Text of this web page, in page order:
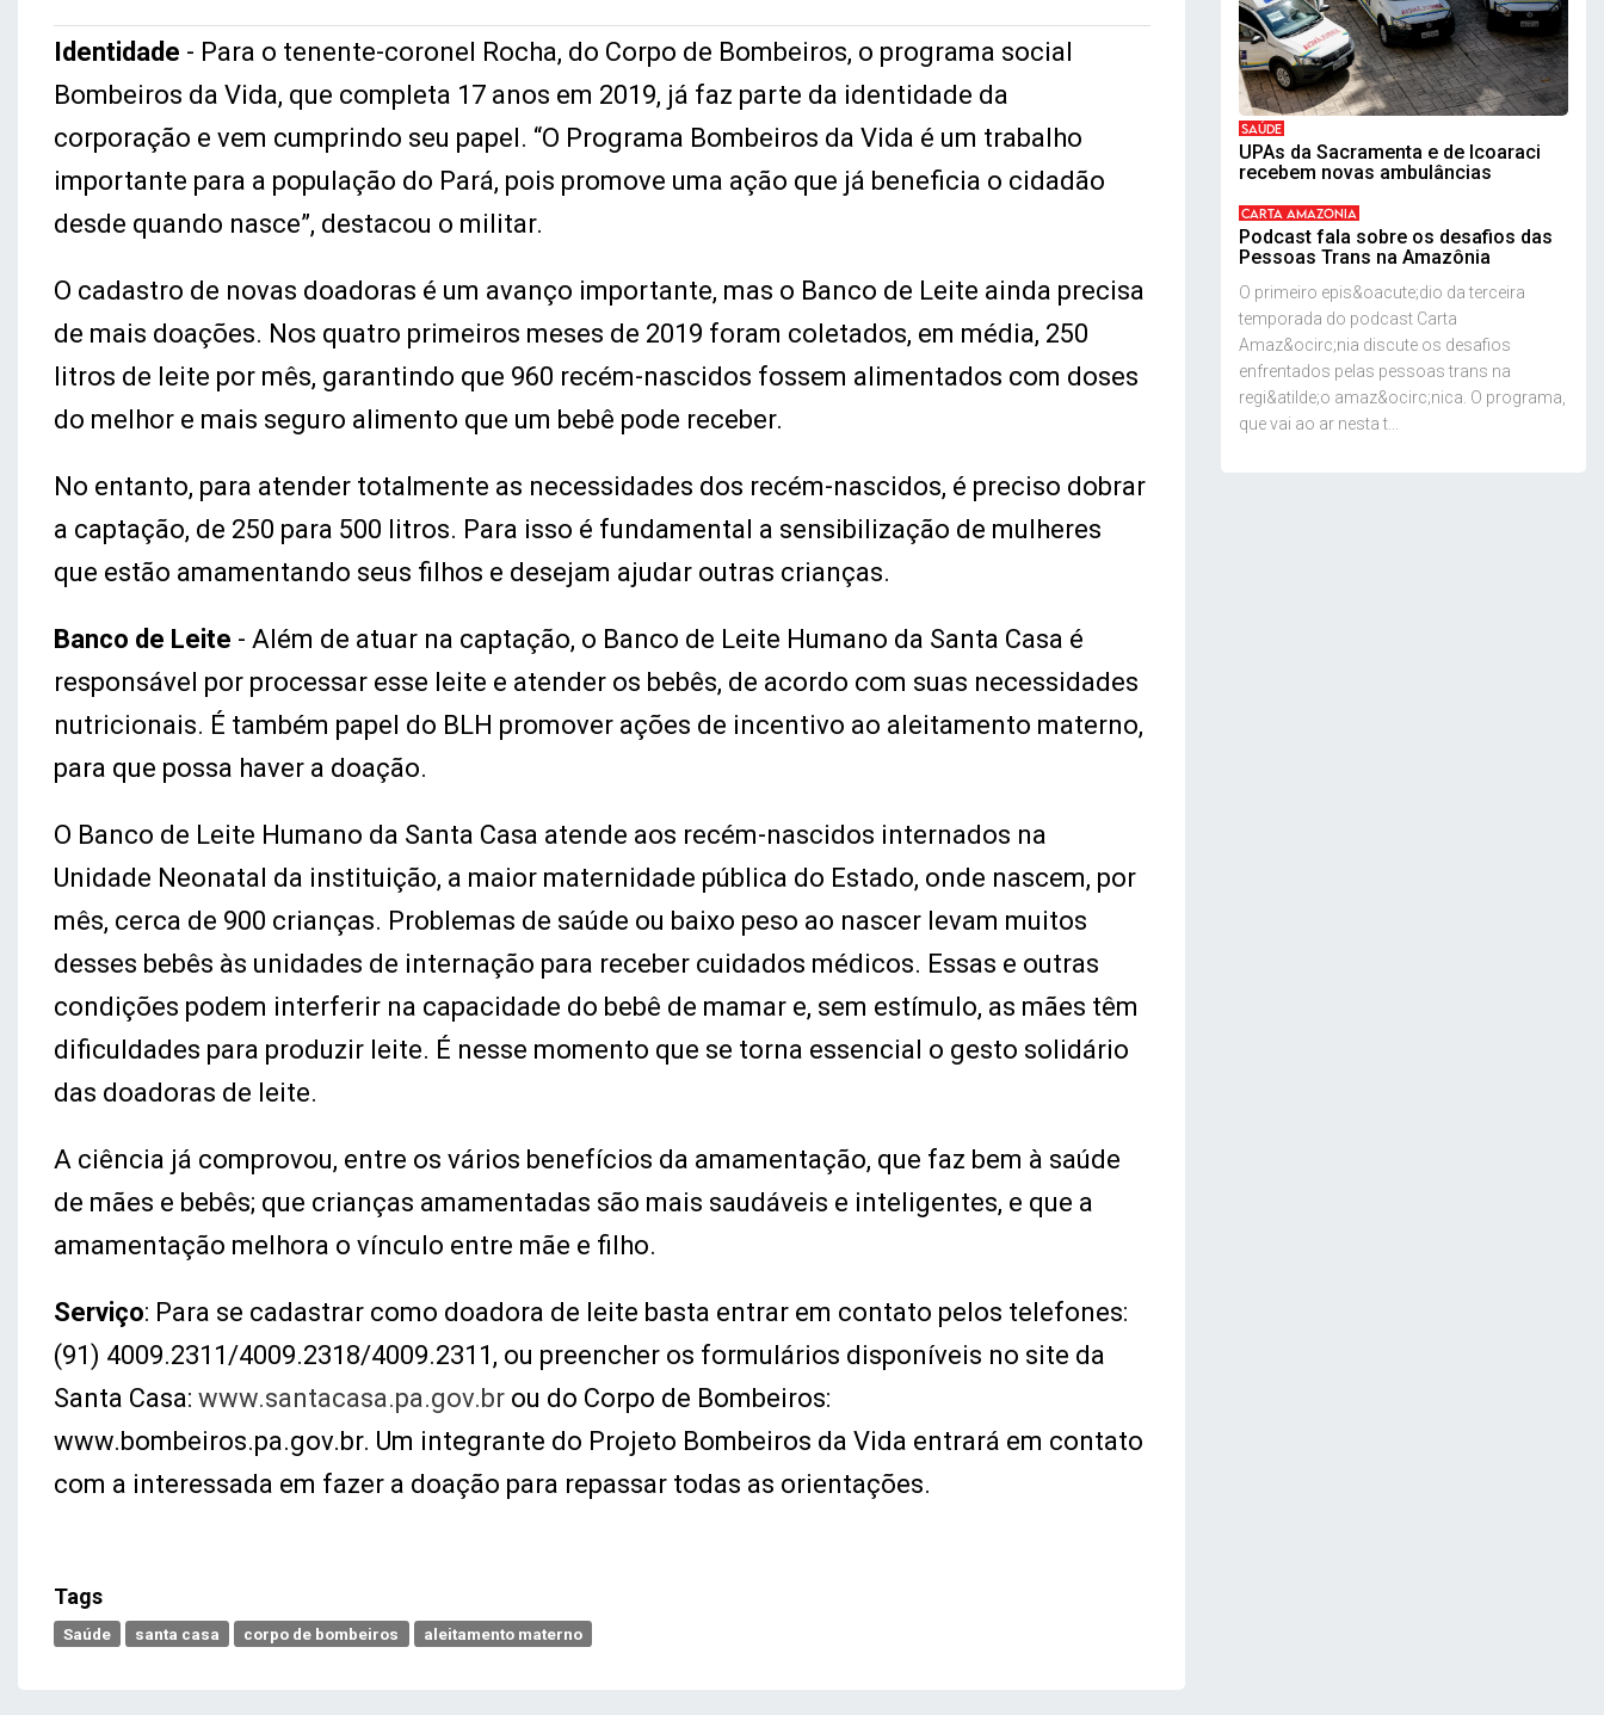
Identidade - Para o tenente-coronel Rocha, do Corpo de Bombeiros, o programa social
Bombeiros da Vida, que completa 17 anos em 2019, já faz parte da identidade da
corporação e vem cumprindo seu papel. “O Programa Bombeiros da Vida é um trabalho
importante para a população do Pará, pois promove uma ação que já beneficia o cidadão
desde quando nasce”, destacou o militar.
O cadastro de novas doadoras é um avanço importante, mas o Banco de Leite ainda precisa
de mais doações. Nos quatro primeiros meses de 2019 foram coletados, em média, 250
litros de leite por mês, garantindo que 960 recém-nascidos fossem alimentados com doses
do melhor e mais seguro alimento que um bebê pode receber.
No entanto, para atender totalmente as necessidades dos recém-nascidos, é preciso dobrar
a captação, de 250 para 500 litros. Para isso é fundamental a sensibilização de mulheres
que estão amamentando seus filhos e desejam ajudar outras crianças.
Banco de Leite - Além de atuar na captação, o Banco de Leite Humano da Santa Casa é
responsável por processar esse leite e atender os bebês, de acordo com suas necessidades
nutricionais. É também papel do BLH promover ações de incentivo ao aleitamento materno,
para que possa haver a doação.
O Banco de Leite Humano da Santa Casa atende aos recém-nascidos internados na
Unidade Neonatal da instituição, a maior maternidade pública do Estado, onde nascem, por
mês, cerca de 900 crianças. Problemas de saúde ou baixo peso ao nascer levam muitos
desses bebês às unidades de internação para receber cuidados médicos. Essas e outras
condições podem interferir na capacidade do bebê de mamar e, sem estímulo, as mães têm
dificuldades para produzir leite. É nesse momento que se torna essencial o gesto solidário
das doadoras de leite.
A ciência já comprovou, entre os vários benefícios da amamentação, que faz bem à saúde
de mães e bebês; que crianças amamentadas são mais saudáveis e inteligentes, e que a
amamentação melhora o vínculo entre mãe e filho.
Serviço: Para se cadastrar como doadora de leite basta entrar em contato pelos telefones:
(91) 4009.2311/4009.2318/4009.2311, ou preencher os formulários disponíveis no site da
Santa Casa: www.santacasa.pa.gov.br ou do Corpo de Bombeiros:
www.bombeiros.pa.gov.br. Um integrante do Projeto Bombeiros da Vida entrará em contato
com a interessada em fazer a doação para repassar todas as orientações.
Tags
Saúde santa casa corpo de bombeiros aleitamento materno
SAÚDE
UPAs da Sacramenta e de Icoaraci
recebem novas ambulâncias
CARTA AMAZONIA
Podcast fala sobre os desafios das
Pessoas Trans na Amazônia
O primeiro epis&oacute;dio da terceira
temporada do podcast Carta
Amaz&ocirc;nia discute os desafios
enfrentados pelas pessoas trans na
regi&atilde;o amaz&ocirc;nica. O programa,
que vai ao ar nesta t...